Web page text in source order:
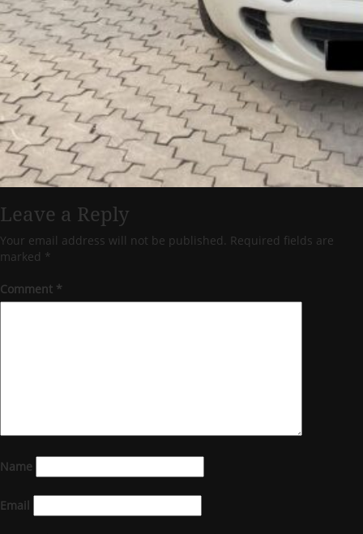
Leave a Reply
Your email address will not be published. Required fields are
marked *
Comment *
Name
Email